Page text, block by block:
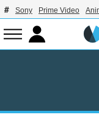
Sony Prime Video